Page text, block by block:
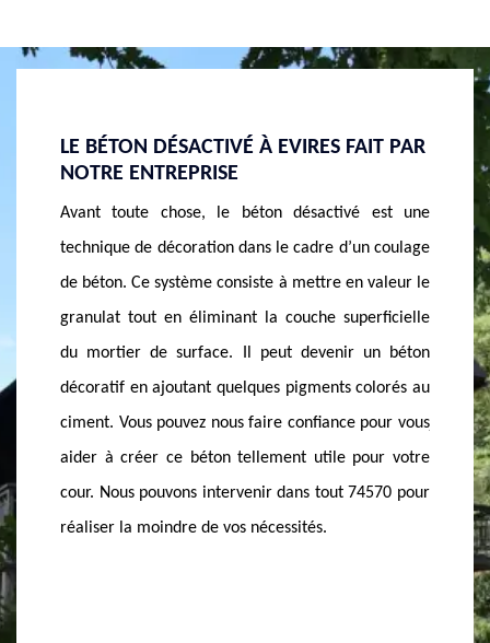
FAIT PAR
est une
d’un coulage
en valeur le
superficielle
un béton
colorés au
pour vous
pour votre
tout 74570 pour
TRAVAUX DE POSE DE BÉTON
DÉSACTIVÉ À EVIRES
Dans le cadre d’une pose de béton désactivé, il y
quelques produits à assembler. D’où son nom,
s’agit d’un produit désactivant à pulvériser une
que le béton a été coulé. Il y a ensuite
opération à faire pour rendre les cailloux
avant de poser l’imperméabilisant. Vous
joindre l’équipe de bétonner de
Rénovation pour vous venir en aide. Nous avons
connaissance et le professionnalisme pour
des travaux de bonne performance partout dans